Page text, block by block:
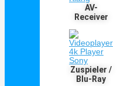
AV-
Receiver
Zuspieler /
Blu-Ray